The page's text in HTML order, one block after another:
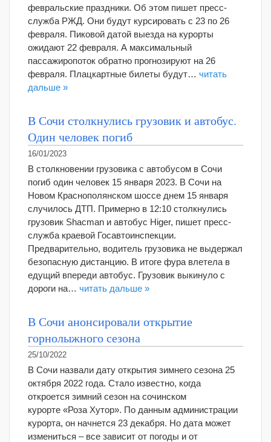
февральские праздники. Об этом пишет пресс-
служба РЖД. Они будут курсировать с 23 по 26
февраля. Пиковой датой выезда на курорты
ожидают 22 февраля. А максимальный
пассажиропоток обратно прогнозируют на 26
февраля. Плацкартные билеты будут… читать
дальше »
В Сочи столкнулись грузовик и автобус.
Один человек погиб
16/01/2023
В столкновении грузовика с автобусом в Сочи
погиб один человек 15 января 2023. В Сочи на
Новом Краснополянском шоссе днем 15 января
случилось ДТП. Примерно в 12:10 столкнулись
грузовик Shacman и автобус Higer, пишет пресс-
служба краевой Госавтоинспекции.
Предварительно, водитель грузовика не выдержал
безопасную дистанцию. В итоге фура влетела в
едущий впереди автобус. Грузовик выкинуло с
дороги на… читать дальше »
В Сочи анонсировали открытие
горнолыжного сезона
25/10/2022
В Сочи назвали дату открытия зимнего сезона 25
октября 2022 года. Стало известно, когда
откроется зимний сезон на сочинском
курорте «Роза Хутор». По данным администрации
курорта, он начнется 23 декабря. Но дата может
измениться – все зависит от погоды и от